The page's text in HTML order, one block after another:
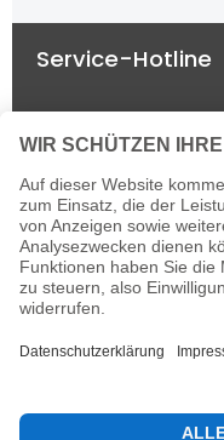
Service-Hotline
Rechtliches
Informationen
Newsletter
Alle Preise inkl.